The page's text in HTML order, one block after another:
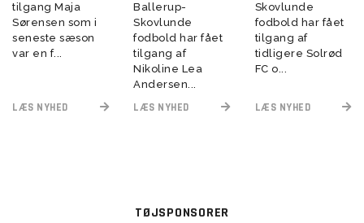
tilgang Maja
Sørensen som i
seneste sæson
var en f...
LÆS NYHED
Ballerup-
Skovlunde
fodbold har fået
tilgang af
Nikoline Lea
Andersen...
LÆS NYHED
Skovlunde
fodbold har fået
tilgang af
tidligere Solrød
FC o...
LÆS NYHED
TØJSPONSORER